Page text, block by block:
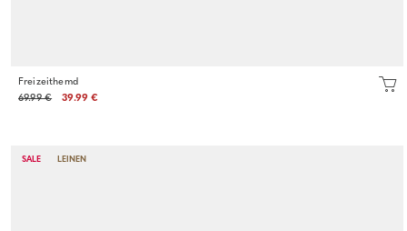
Freizeithemd
69.99 €
39.99 €
SALE LEINEN